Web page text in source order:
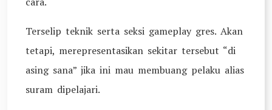
Terselip teknik serta seksi gameplay gres. Akan
tetapi, merepresentasikan sekitar tersebut “di
asing sana” jika ini mau membuang pelaku alias
suram dipelajari.